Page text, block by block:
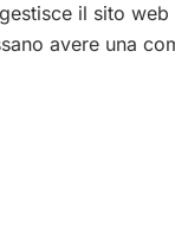
il sito
avere una